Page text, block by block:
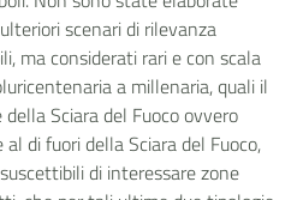
scenari di rilevanza
ma considerati rari e con scala
a millenaria, quali il
Sciara del Fuoco ovvero
di fuori della Sciara del Fuoco,
di interessare zone